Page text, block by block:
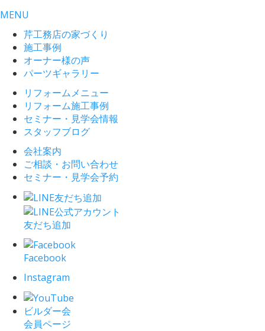
MENU
芹工務店の家づくり
施工事例
オーナー様の声
パーツギャラリー
リフォームメニュー
リフォーム施工事例
セミナー・見学会情報
スタッフブログ
会社案内
ご相談・お問い合わせ
セミナー・見学会予約
友だち追加
Facebook
Instagram
ビルダー会
会員ページ